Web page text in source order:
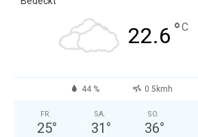
22.6 °C
44 % 0.5kmh
FR.
25°
SA.
31 °
SO.
36°